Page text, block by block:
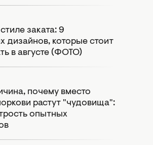
заката: 9
дизайнов, которые стоит
в августе (ФОТО)
почему вместо
растут "чудовища":
опытных